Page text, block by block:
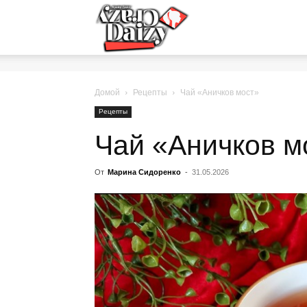
сумашедшие
новости
обо
Домой Рецепты Чай «Аничков мост»
Рецепты
Чай «Аничков
От Марина Сидоренко - 31.05.2026